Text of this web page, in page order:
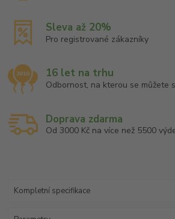
Sleva až 20%
Pro registrované zákazníky
16 let na trhu
Odbornost, na kterou se můžete
Doprava zdarma
Od 3000 Kč na více než 5500
Kompletní specifikace